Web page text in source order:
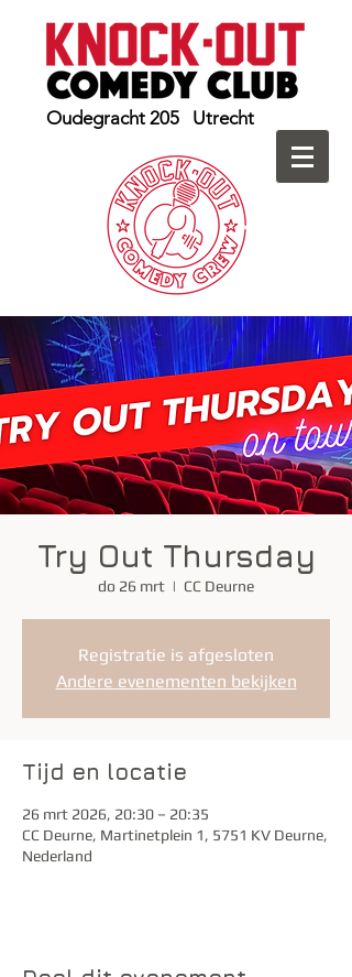
Oudegracht 205 Utrecht
Try Out Thursday
do 26 mrt
  |
CC Deurne
Registratie is afgesloten
Andere evenementen bekijken
Tijd en locatie
26 mrt 2026, 20:30 – 20:35
CC Deurne, Martinetplein 1, 5751 KV Deurne,
Nederland